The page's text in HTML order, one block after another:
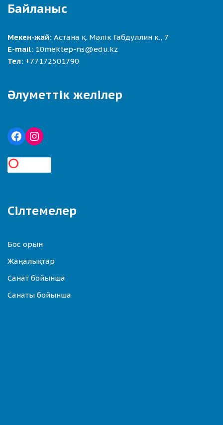
Байланыс
Мекен-жай: Астана қ. Мәлік Габдуллин к., 7
E-mail: 10mektep-ns@edu.kz
Тел: +77172501790
Әлуметтік желілер
Сілтемелер
Бос орын
Жаңалықтар
Санат бойынша
Санаты бойынша